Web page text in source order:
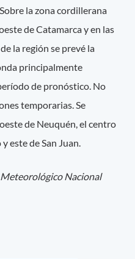
la zona cordillerana
de Catamarca y en las
la región se prevé la
principalmente
de pronóstico. No
temporarias. Se
de Neuquén, el centro
este de San Juan.
Nacional